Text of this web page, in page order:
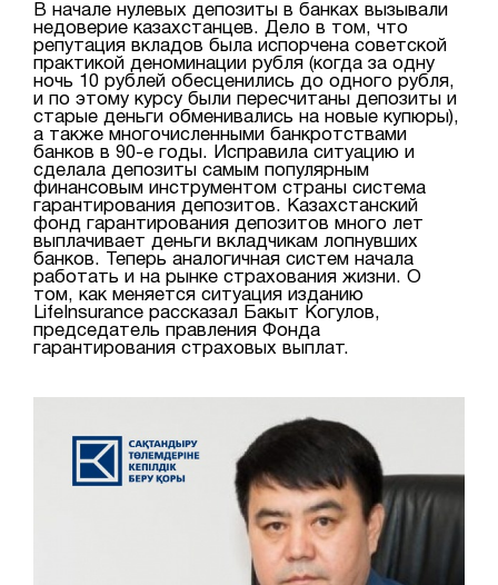
В начале нулевых депозиты в банках вызывали
недоверие казахстанцев. Дело в том, что
репутация вкладов была испорчена советской
практикой деноминации рубля (когда за одну
ночь 10 рублей обесценились до одного рубля,
и по этому курсу были пересчитаны депозиты и
старые деньги обменивались на новые купюры),
а также многочисленными банкротствами
банков в 90-е годы. Исправила ситуацию и
сделала депозиты самым популярным
финансовым инструментом страны система
гарантирования депозитов. Казахстанский
фонд гарантирования депозитов много лет
выплачивает деньги вкладчикам лопнувших
банков. Теперь аналогичная систем начала
работать и на рынке страхования жизни. О
том, как меняется ситуация изданию
LifeInsurance рассказал Бакыт Когулов,
председатель правления Фонда
гарантирования страховых выплат.